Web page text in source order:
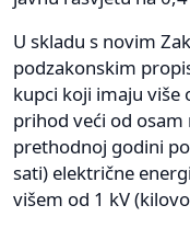
U skladu s novim
podzakonskim
kupci koji imaju više
prihod veći od osam
prethodnoj godini
sati) električne
višem od 1 kV